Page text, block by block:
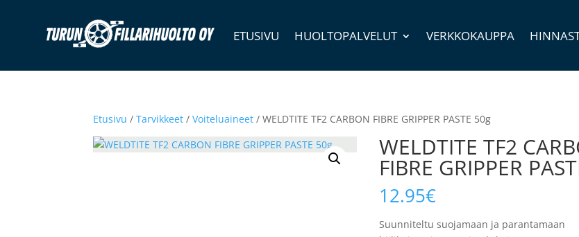
ETUSIVU HUOLTOPALVELUT VERKKOKAUPPA
Etusivu /Tarvikkeet /Voiteluaineet / WELDTITE TF2 CARBON FIBRE GRIPPER PASTE 50g
WELDTITE TF2
FIBRE GRIPPER
12.95€
Suunniteltu suojamaan ja parantamaan